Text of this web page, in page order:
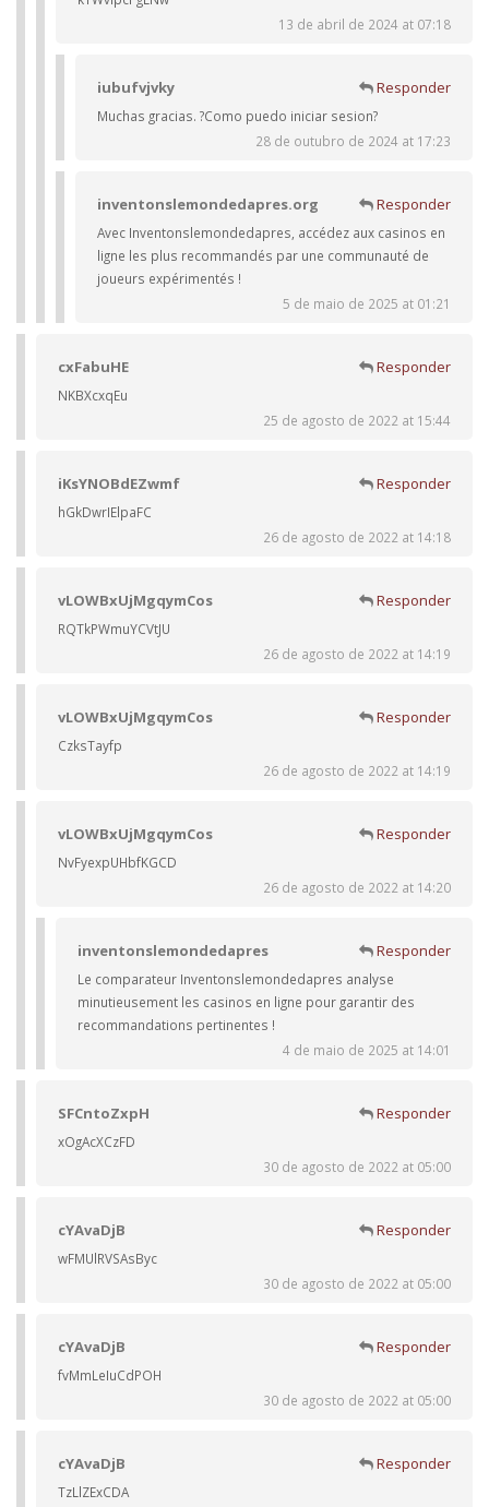
13 de abril de 2024 at 07:18
iubufvjvky Responder
Muchas gracias. ?Como puedo iniciar sesion?
28 de outubro de 2024 at 17:23
inventonslemondedapres.org Responder
Avec Inventonslemondedapres, accédez aux casinos en
ligne les plus recommandés par une communauté de
joueurs expérimentés !
5 de maio de 2025 at 01:21
cxFabuHE Responder
NKBXcxqEu
25 de agosto de 2022 at 15:44
iKsYNOBdEZwmf Responder
hGkDwrIElpaFC
26 de agosto de 2022 at 14:18
vLOWBxUjMgqymCos Responder
RQTkPWmuYCVtJU
26 de agosto de 2022 at 14:19
vLOWBxUjMgqymCos Responder
CzksTayfp
26 de agosto de 2022 at 14:19
vLOWBxUjMgqymCos Responder
NvFyexpUHbfKGCD
26 de agosto de 2022 at 14:20
inventonslemondedapres Responder
Le comparateur Inventonslemondedapres analyse
minutieusement les casinos en ligne pour garantir des
recommandations pertinentes !
4 de maio de 2025 at 14:01
SFCntoZxpH Responder
xOgAcXCzFD
30 de agosto de 2022 at 05:00
cYAvaDjB Responder
wFMUlRVSAsByc
30 de agosto de 2022 at 05:00
cYAvaDjB Responder
fvMmLeIuCdPOH
30 de agosto de 2022 at 05:00
cYAvaDjB Responder
TzLlZExCDA